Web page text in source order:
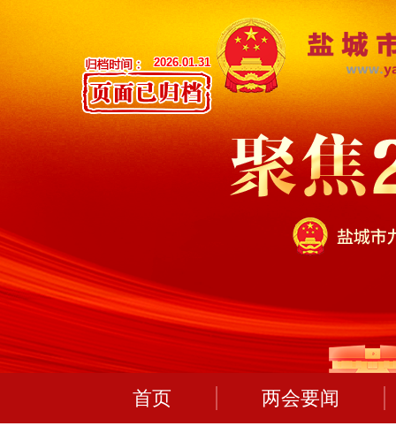
首页 两会要闻
2026.01.31